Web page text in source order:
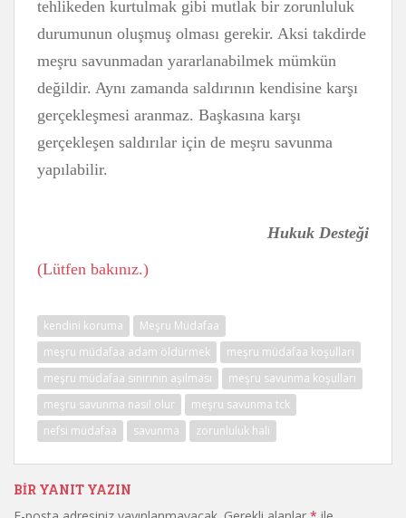
tehlikeden kurtulmak gibi mutlak bir zorunluluk
durumunun oluşmuş olması gerekir. Aksi takdirde
meşru savunmadan yararlanabilmek mümkün
değildir. Aynı zamanda saldırının kendisine karşı
gerçekleşmesi aranmaz. Başkasına karşı
gerçekleşen saldırılar için de meşru savunma
yapılabilir.
Hukuk Desteği
(Lütfen bakınız.)
kendini koruma
Meşru Müdafaa
meşru müdafaa adam öldürmek
meşru müdafaa koşulları
meşru müdafaa sınırının aşılması
meşru savunma koşulları
meşru savunma nasıl olur
meşru savunma tck
nefsi müdafaa
savunma zorunluluk hali
BIR YANIT YAZIN